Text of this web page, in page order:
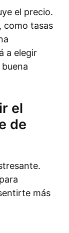
el precio.
como tasas
a elegir
el
de
más